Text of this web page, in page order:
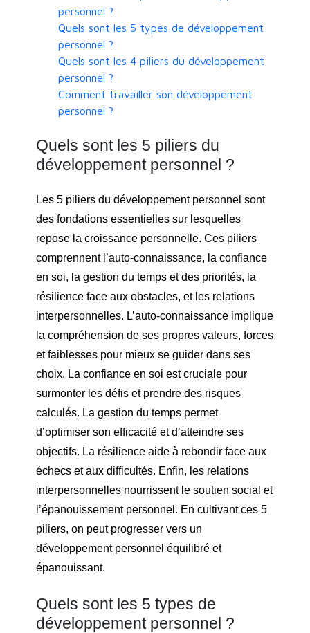
personnel ?
Quels sont les 5 types de développement
personnel ?
Quels sont les 4 piliers du développement
personnel ?
Comment travailler son développement
personnel ?
Quels sont les 5 piliers du
développement personnel ?
Les 5 piliers du développement personnel sont
des fondations essentielles sur lesquelles
repose la croissance personnelle. Ces piliers
comprennent l’auto-connaissance, la confiance
en soi, la gestion du temps et des priorités, la
résilience face aux obstacles, et les relations
interpersonnelles. L’auto-connaissance implique
la compréhension de ses propres valeurs, forces
et faiblesses pour mieux se guider dans ses
choix. La confiance en soi est cruciale pour
surmonter les défis et prendre des risques
calculés. La gestion du temps permet
d’optimiser son efficacité et d’atteindre ses
objectifs. La résilience aide à rebondir face aux
échecs et aux difficultés. Enfin, les relations
interpersonnelles nourrissent le soutien social et
l’épanouissement personnel. En cultivant ces 5
piliers, on peut progresser vers un
développement personnel équilibré et
épanouissant.
Quels sont les 5 types de
développement personnel ?